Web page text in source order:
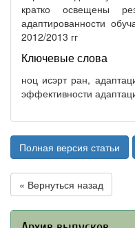
кратко освещены
адаптированности
2012/2013 гг
Ключевые слова
ноц исэрт ран,
эффективности
Полная версия статьи
« Вернуться назад